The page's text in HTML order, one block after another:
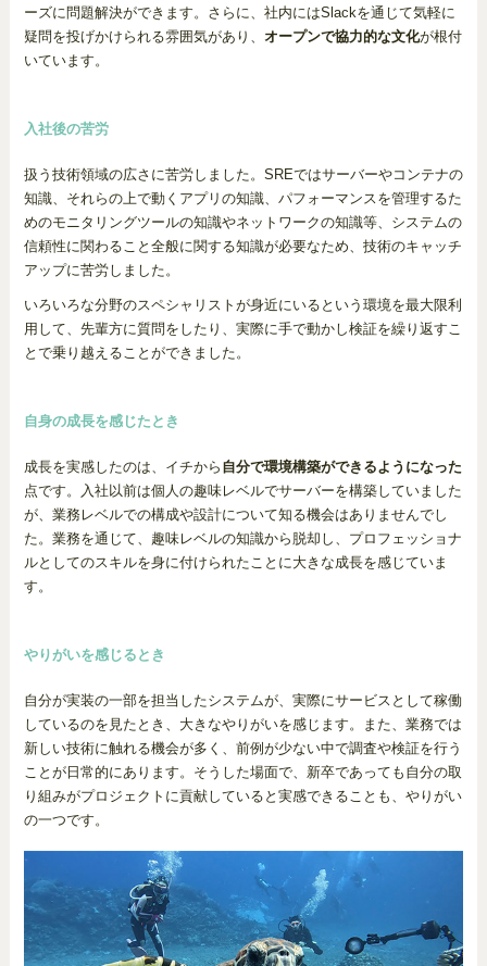
ーズに問題解決ができます。さらに、社内にはSlackを通じて気軽に
疑問を投げかけられる雰囲気があり、 オープンで協力的な文化が根付
いています。
入社後の苦労
扱う技術領域の広さに苦労しました。SREではサーバーやコンテナの
知識、それらの上で動くアプリの知識、パフォーマンスを管理するた
めのモニタリングツールの知識やネットワークの知識等、システムの
信頼性に関わること全般に関する知識が必要なため、技術のキャッチ
アップに苦労しました。
いろいろな分野のスペシャリストが身近にいるという環境を最大限利
用して、先輩方に質問をしたり、実際に手で動かし検証を繰り返すこ
とで乗り越えることができました。
自身の成長を感じたとき
成長を実感したのは、イチから 自分で環境構築ができるようになった
点です。入社以前は個人の趣味レベルでサーバーを構築していました
が、業務レベルでの構成や設計について知る機会はありませんでし
た。業務を通じて、趣味レベルの知識から脱却し、プロフェッショナ
ルとしてのスキルを身に付けられたことに大きな成長を感じていま
す。
やりがいを感じるとき
自分が実装の一部を担当したシステムが、実際にサービスとして稼働
しているのを見たとき、大きなやりがいを感じます。また、業務では
新しい技術に触れる機会が多く、前例が少ない中で調査や検証を行う
ことが日常的にあります。そうした場面で、新卒であっても自分の取
り組みがプロジェクトに貢献していると実感できることも、やりがい
の一つです。